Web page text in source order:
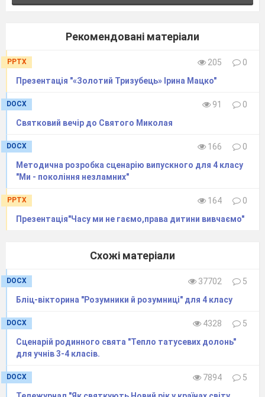
Танець зірочок
Пісня «Я люблю Миколая»
мішок з подарунками)
Ой –ой! Я добряче постаралась,
Поки я сюди добралась…
Дай різку! ( звертається до чортенят)
Б'є чортенят різками, забирає подарунки.
А ось ти де, чортице!
Подарунки віддавай,
Бо Миколай вже близько .
Чортиця
Я - подарунки не віддам,
Бо я приготувала багато різок
Ангел
Ангелята, допоможіть.
Рекомендовані матеріали
PPTX 205
0
Презентація "«Золотий Тризубець» Ірина Мацко"
DOCX 91
0
Святковий вечір до Святого Миколая
DOCX 166
0
Методична розробка сценарію випускного для 4 класу
"Ми - покоління незламних"
PPTX 164
0
Презентація"Часу ми не гаємо,права дитини вивчаємо"
Схожі матеріали
DOCX 37702
5
Бліц-вікторина "Розумники й розумниці" для 4 класу
DOCX 4328
5
Сценарій родинного свята "Тепло татусевих долонь"
для учнів 3-4 класів.
DOCX 7894
5